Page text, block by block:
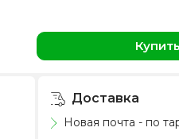
Купить
Доставка
Новая почта - по